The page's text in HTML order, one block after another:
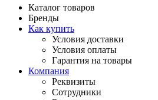
Каталог товаров
Бренды
Как купить
Условия доставки
Условия оплаты
Гарантия на товары
Компания
Реквизиты
Сотрудники